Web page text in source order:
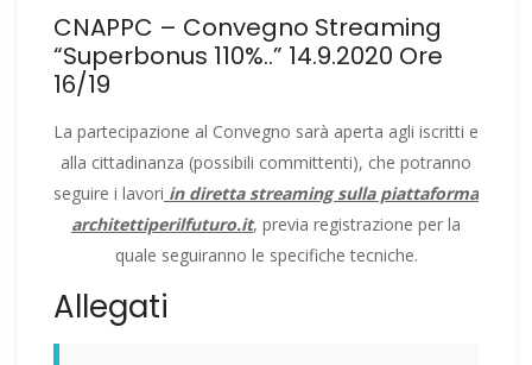
CNAPPC – Convegno Streaming
“Superbonus 110%..” 14.9.2020 Ore
16/19
La partecipazione al Convegno sarà aperta agli iscritti e
alla cittadinanza (possibili committenti), che potranno
seguire i lavori in diretta streaming sulla piattaforma
architettiperilfuturo.it, previa registrazione per la
quale seguiranno le specifiche tecniche.
Allegati